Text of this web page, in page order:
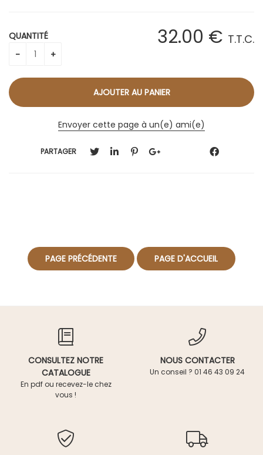
32.00 € T.T.C.
QUANTITÉ
Envoyer cette page à un(e) ami(e)
PARTAGER
CONSULTEZ NOTRE
CATALOGUE
En pdf ou recevez-le chez
vous !
NOUS CONTACTER
Un conseil ? 01 46 43 09 24